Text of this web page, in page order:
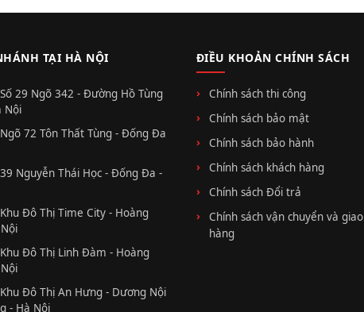
TẠI HÀ NỘI
29 Ngõ 342 - Đường Hồ Tùng
Nội
72 Tôn Thất Tùng - Đống Đa
Nguyễn Thái Học - Đống Đa -
Đô Thị Time City - Hoàng
Đô Thị Linh Đàm - Hoàng
Đô Thị An Hưng - Dương Nội
- Hà Nội
ĐIỀU KHOẢN CHÍNH SÁCH
Chính sách thi công
Chính sách bảo mật
Chính sách bảo hành
Chính sách khách hàng
Chính sách Đổi trả
Chính sách vận chuyển và giao
hàng